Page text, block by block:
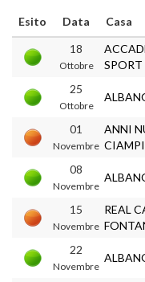
Esito Data Casa
18
Ottobre
SPORT
25
Ottobre
01
Novembre
ANNI
08
Novembre
15
Novembre
REAL
22
Novembre